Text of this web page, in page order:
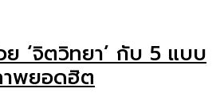
‘จิตวิทยา’ กับ 5 แบบ
พยอดฮิต